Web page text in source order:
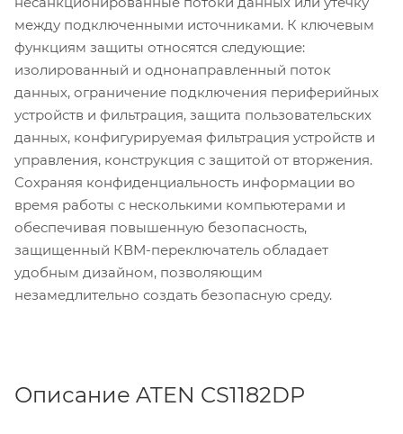
между подключенными источниками. К ключевым
функциям защиты относятся следующие:
изолированный и однонаправленный поток
данных, ограничение подключения периферийных
устройств и фильтрация, защита пользовательских
данных, конфигурируемая фильтрация устройств и
управления, конструкция с защитой от вторжения.
Сохраняя конфиденциальность информации во
время работы с несколькими компьютерами и
обеспечивая повышенную безопасность,
защищенный КВМ-переключатель обладает
удобным дизайном, позволяющим
незамедлительно создать безопасную среду.
Описание ATEN CS1182DP